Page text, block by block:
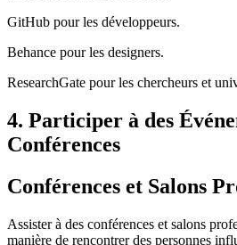
GitHub pour les développeurs.
Behance pour les designers.
ResearchGate pour les chercheurs et
4. Participer à des
Conférences
Conférences et Salons
Assister à des conférences et salons
manière de rencontrer des personnes